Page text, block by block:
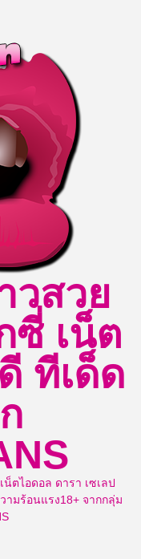
วสวย
ซี่ เน็ต
ทีเด็ด
ตไอดอล ดารา เซเลป
มร้อนแรง18+ จากกลุ่ม